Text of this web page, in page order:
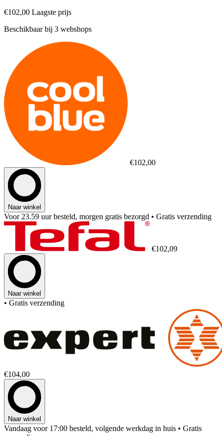
€102,00 Laagste prijs
Beschikbaar bij 3 webshops
€102,00
Naar winkel
Voor 23.59 uur besteld, morgen gratis bezorgd • Gratis verzending
€102,09
Naar winkel
• Gratis verzending
€104,00
Naar winkel
Vandaag voor 17:00 besteld, volgende werkdag in huis • Gratis